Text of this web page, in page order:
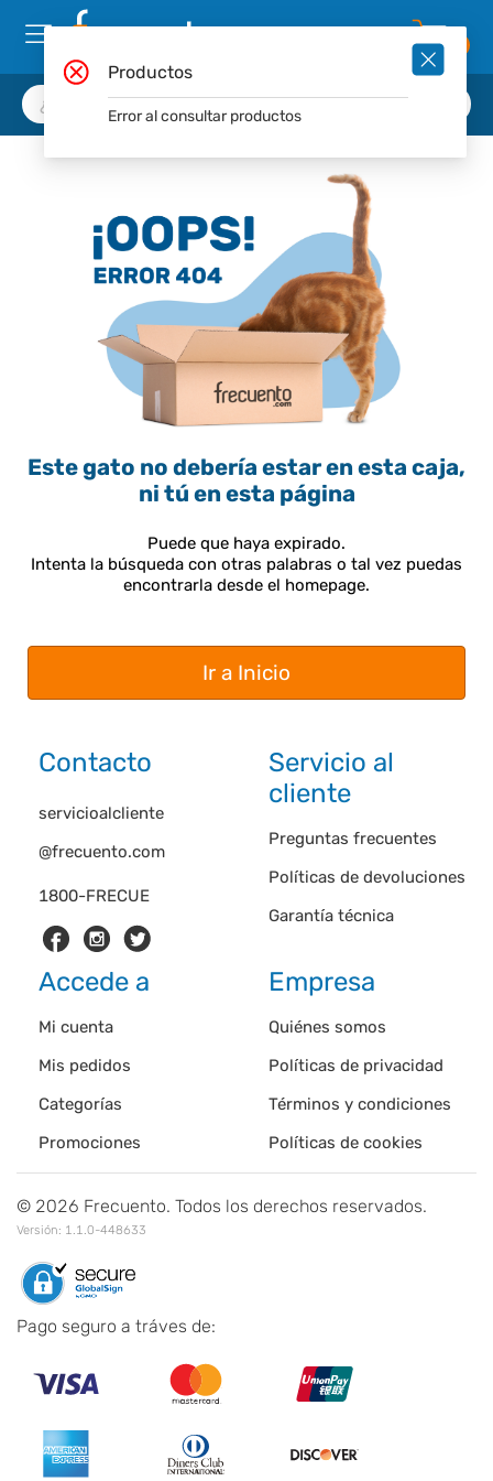
Este gato no debería estar en esta caja,
ni tú en esta página
Puede que haya expirado.
Intenta la búsqueda con otras palabras o tal vez puedas
encontrarla desde el homepage.
Ir a Inicio
Contacto
1800-FRECUE
servicioalcliente
@frecuento.com
Servicio al
cliente
Preguntas frecuentes
Políticas de devoluciones
Garantía técnica
Accede a
Mi cuenta
Mis pedidos
Categorías
Promociones
Empresa
Quiénes somos
Políticas de privacidad
Términos y condiciones
Políticas de cookies
© 2026 Frecuento. Todos los derechos reservados.
Versión: 1.1.0-448633
Pago seguro a tráves de:
Productos
Error al consultar productos